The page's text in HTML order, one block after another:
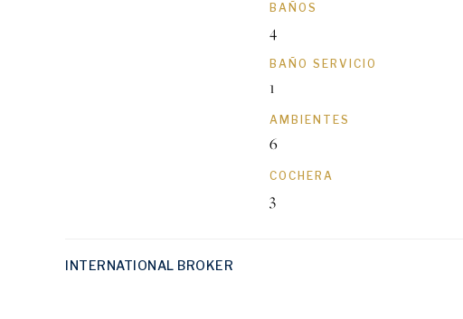
BAÑOS
4
BAÑO SERVICIO
1
AMBIENTES
6
COCHERA
3
INTERNATIONAL BROKER